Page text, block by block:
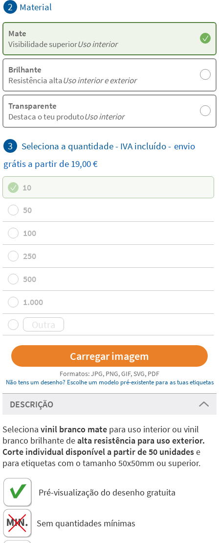
2 Material
Mate
Visibilidade superiorUso interior
Brilhante
Resistência altaUso interior e exterior
Transparente
Destaca o teu produtoUso interior
3 Seleciona a quantidade - IVA incluído - envio
grátis a partir de 19,00 €
10
50
100
250
500
1.000
Formatos: JPG, PNG, GIF, SVG, PDF
Não tens um desenho? Escolhe um modelo pré-existente para as tuas etiquetas
DESCRIÇÃO
Seleciona vinil branco mate para uso interior ou vinil
branco brilhante dealta resistência para uso exterior.
Corte individual disponível a partir de 50 unidadese
para etiquetas com o tamanho 50x50mm ou superior.
Pré-visualização do desenho gratuita
Sem quantidades mínimas